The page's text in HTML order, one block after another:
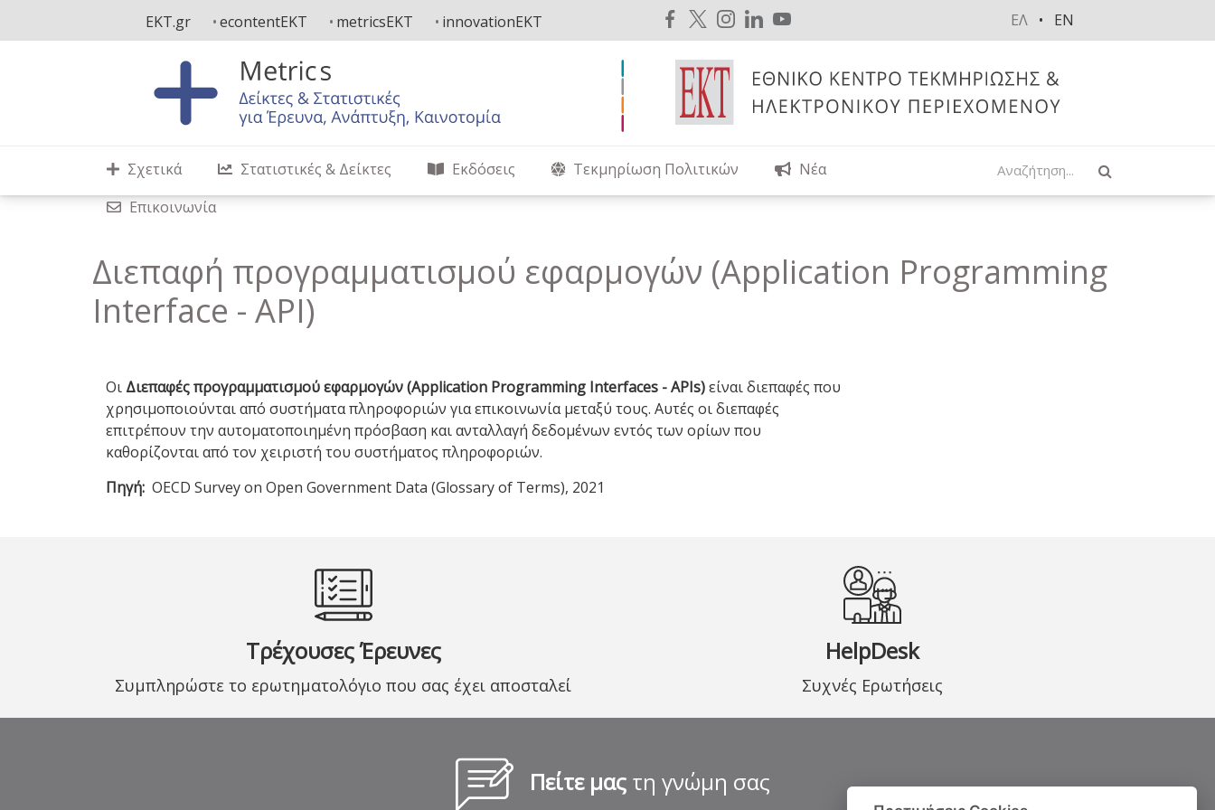
EKT.gr econtentEKT metricsEKT innovationEKT ΕΛ EN
Σχετικά Στατιστικές & Δείκτες Εκδόσεις Τεκμηρίωση Πολιτικών
Νέα
Επικοινωνία
Διεπαφή προγραμματισμού εφαρμογών (Application Programming
Interface - API)
Οι Διεπαφές προγραμματισμού εφαρμογών (Application Programming Interfaces - APIs)είναι διεπαφές που
χρησιμοποιούνται από συστήματα πληροφοριών για επικοινωνία μεταξύ τους. Αυτές οι διεπαφές
επιτρέπουν την αυτοματοποιημένη πρόσβαση και ανταλλαγή δεδομένων εντός των ορίων που
καθορίζονται από τον χειριστή του συστήματος πληροφοριών.
Πηγή OECD Survey on Open Government Data (Glossary of Terms), 2021
Τρέχουσες Έρευνες
Συμπληρώστε το ερωτηματολόγιο που σας έχει αποσταλεί
HelpDesk
Συχνές Ερωτήσεις
Πείτε μας τη γνώμη σας